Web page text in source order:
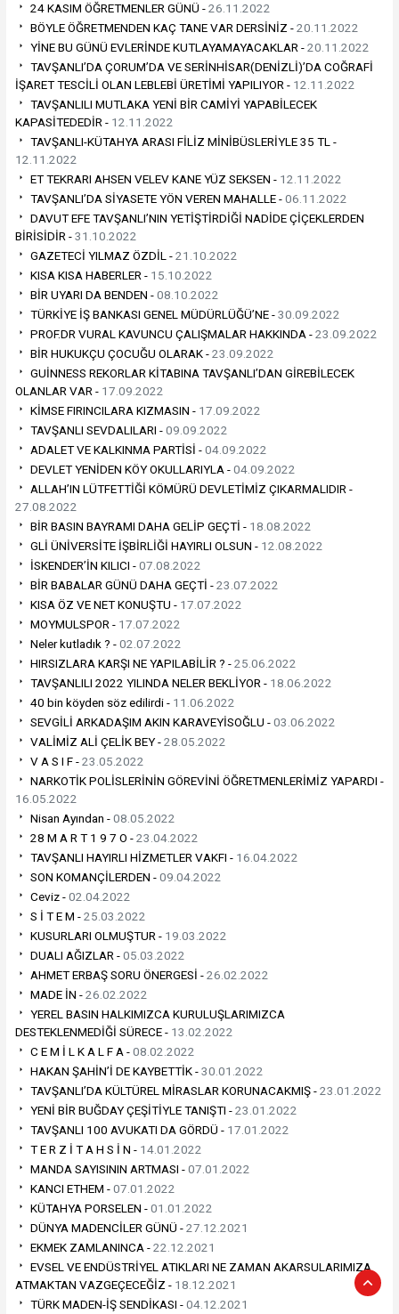
24 KASIM ÖĞRETMENLER GÜNÜ -26.11.2022
BÖYLE ÖĞRETMENDEN KAÇ TANE VAR DERSİNİZ -20.11.2022
YİNE BU GÜNÜ EVLERİNDE KUTLAYAMAYACAKLAR -20.11.2022
TAVŞANLI’DA ÇORUM’DA VE SERİNHİSAR(DENİZLİ)’DA COĞRAFİ
İŞARET TESCİLİ OLAN LEBLEBİ ÜRETİMİ YAPILIYOR - 12.11.2022
TAVŞANLILI MUTLAKA YENİ BİR CAMİYİ YAPABİLECEK
KAPASİTEDEDİR - 12.11.2022
TAVŞANLI-KÜTAHYA ARASI FİLİZ MİNİBÜSLERİYLE 35 TL -
12.11.2022
ET TEKRARI AHSEN VELEV KANE YÜZ SEKSEN - 12.11.2022
TAVŞANLI’DA SİYASETE YÖN VEREN MAHALLE -06.11.2022
DAVUT EFE TAVŞANLI’NIN YETİŞTİRDİĞİ NADİDE ÇİÇEKLERDEN
BİRİSİDİR -31.10.2022
GAZETECİ YILMAZ ÖZDİL -21.10.2022
KISA KISA HABERLER - 15.10.2022
BİR UYARI DA BENDEN -08.10.2022
TÜRKİYE İŞ BANKASI GENEL MÜDÜRLÜĞÜ’NE -30.09.2022
PROF.DR VURAL KAVUNCU ÇALIŞMALAR HAKKINDA -23.09.2022
BİR HUKUKÇU ÇOCUĞU OLARAK -23.09.2022
GUİNNESS REKORLAR KİTABINA TAVŞANLI’DAN GİREBİLECEK
OLANLAR VAR - 17.09.2022
KİMSE FIRINCILARA KIZMASIN - 17.09.2022
TAVŞANLI SEVDALILARI -09.09.2022
ADALET VE KALKINMA PARTİSİ -04.09.2022
DEVLET YENİDEN KÖY OKULLARIYLA -04.09.2022
ALLAH’IN LÜTFETTİĞİ KÖMÜRÜ DEVLETİMİZ ÇIKARMALIDIR -
27.08.2022
BİR BASIN BAYRAMI DAHA GELİP GEÇTİ - 18.08.2022
GLİ ÜNİVERSİTE İŞBİRLİĞİ HAYIRLI OLSUN - 12.08.2022
İSKENDER’İN KILICI -07.08.2022
BİR BABALAR GÜNÜ DAHA GEÇTİ -23.07.2022
KISA ÖZ VE NET KONUŞTU - 17.07.2022
MOYMULSPOR - 17.07.2022
Neler kutladık ? -02.07.2022
HIRSIZLARA KARŞI NE YAPILABİLİR ? -25.06.2022
TAVŞANLILI 2022 YILINDA NELER BEKLİYOR - 18.06.2022
40 bin köyden söz edilirdi - 11.06.2022
SEVGİLİ ARKADAŞIM AKIN KARAVEYİSOĞLU -03.06.2022
VALİMİZ ALİ ÇELİK BEY -28.05.2022
V A S I F -23.05.2022
NARKOTİK POLİSLERİNİN GÖREVİNİ ÖĞRETMENLERİMİZ YAPARDI -
16.05.2022
Nisan Ayından -08.05.2022
28 M A R T 1 9 7 O -23.04.2022
TAVŞANLI HAYIRLI HİZMETLER VAKFI - 16.04.2022
SON KOMANÇİLERDEN -09.04.2022
Ceviz -02.04.2022
S İ T E M -25.03.2022
KUSURLARI OLMUŞTUR - 19.03.2022
DUALI AĞIZLAR -05.03.2022
AHMET ERBAŞ SORU ÖNERGESİ -26.02.2022
MADE İN -26.02.2022
YEREL BASIN HALKIMIZCA KURULUŞLARIMIZCA
DESTEKLENMEDİĞİ SÜRECE - 13.02.2022
C E M İ L K A L F A -08.02.2022
HAKAN ŞAHİN’İ DE KAYBETTİK -30.01.2022
TAVŞANLI’DA KÜLTÜREL MİRASLAR KORUNACAKMIŞ -23.01.2022
YENİ BİR BUĞDAY ÇEŞİTİYLE TANIŞTI -23.01.2022
TAVŞANLI 100 AVUKATI DA GÖRDÜ - 17.01.2022
T E R Z İ T A H S İ N - 14.01.2022
MANDA SAYISININ ARTMASI -07.01.2022
KANCI ETHEM -07.01.2022
KÜTAHYA PORSELEN -01.01.2022
DÜNYA MADENCİLER GÜNÜ -27.12.2021
EKMEK ZAMLANINCA -22.12.2021
EVSEL VE ENDÜSTRİYEL ATIKLARI NE ZAMAN AKARSULARIMIZA
ATMAKTAN VAZGEÇECEĞİZ - 18.12.2021
TÜRK MADEN-İŞ SENDİKASI -04.12.2021